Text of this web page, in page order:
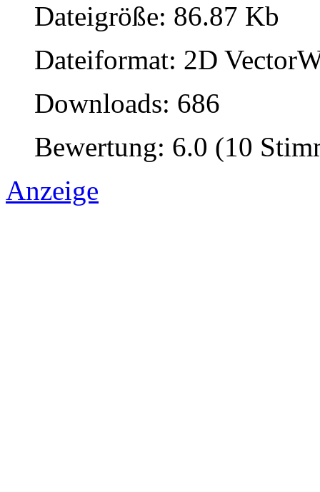
Dateigröße: 86.87 Kb
Dateiformat: 2D
Downloads: 686
Bewertung: 6.0 (10
Anzeige